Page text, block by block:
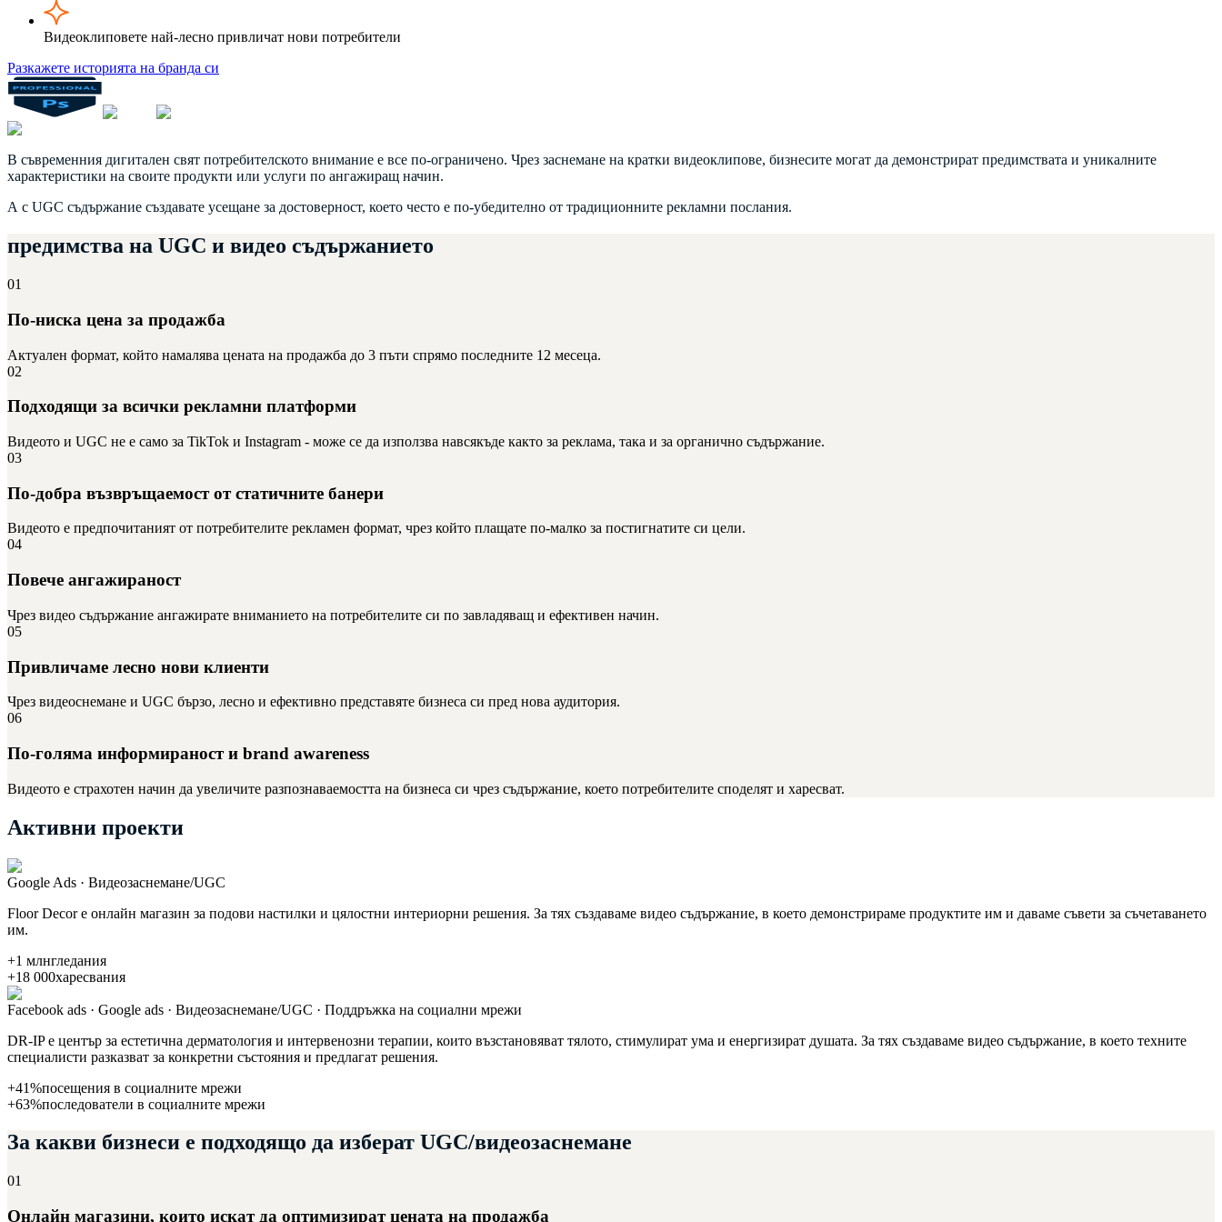
Видеоклиповете най-лесно привличат нови потребители
Разкажете историята на бранда си
В съвременния дигитален свят потребителското внимание е все по-ограничено. Чрез заснемане на кратки видеоклипове, бизнесите могат да демонстрират предимствата и уникалните
характеристики на своите продукти или услуги по ангажиращ начин.
А с UGC съдържание създавате усещане за достоверност, което често е по-убедително от традиционните рекламни послания.
предимства на UGC и видео съдържанието
01
По-ниска цена за продажба
Актуален формат, който намалява цената на продажба до 3 пъти спрямо последните 12 месеца.
02
Подходящи за всички рекламни платформи
Видеото и UGC не е само за TikTok и Instagram - може се да използва навсякъде както за реклама, така и за органично съдържание.
03
По-добра възвръщаемост от статичните банери
Видеото е предпочитаният от потребителите рекламен формат, чрез който плащате по-малко за постигнатите си цели.
04
Повече ангажираност
Чрез видео съдържание ангажирате вниманието на потребителите си по завладяващ и ефективен начин.
05
Привличаме лесно нови клиенти
Чрез видеоснемане и UGC бързо, лесно и ефективно представяте бизнеса си пред нова аудитория.
06
По-голяма информираност и brand awareness
Видеото е страхотен начин да увеличите разпознаваемостта на бизнеса си чрез съдържание, което потребителите споделят и харесват.
Активни проекти
Google Ads · Видеозаснемане/UGC
Floor Decor е онлайн магазин за подови настилки и цялостни интериорни решения. За тях създаваме видео съдържание, в което демонстрираме продуктите им и даваме съвети за съчетаването
им.
+1 млнгледания
+18 000харесвания
Facebook ads · Google ads · Видеозаснемане/UGC · Поддръжка на социални мрежи
DR-IP е център за естетична дерматология и интервенозни терапии, които възстановяват тялото, стимулират ума и енергизират душата. За тях създаваме видео съдържание, в което техните
специалисти разказват за конкретни състояния и предлагат решения.
+41%посещения в социалните мрежи
+63%последователи в социалните мрежи
За какви бизнеси е подходящо да изберат UGC/видеозаснемане
01
Онлайн магазини, които искат да оптимизират цената на продажба